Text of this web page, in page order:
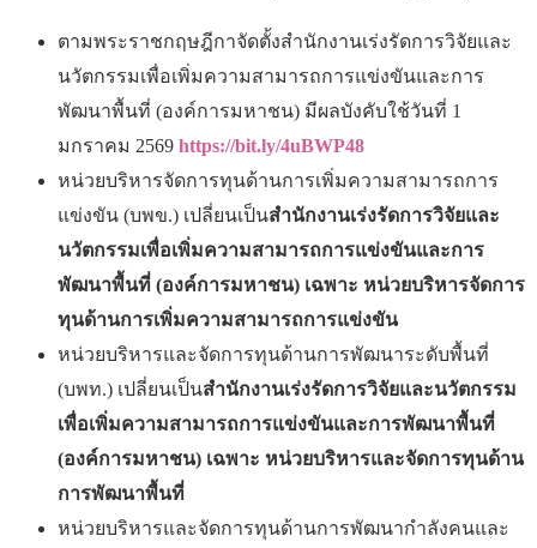
ตามพระราชกฤษฎีกาจัดตั้งสำนักงานเร่งรัดการวิจัยและ
นวัตกรรมเพื่อเพิ่มความสามารถการแข่งขันและการ
พัฒนาพื้นที่ (องค์การมหาชน) มีผลบังคับใช้วันที่ 1
มกราคม 2569 https://bit.ly/4uBWP48
หน่วยบริหารจัดการทุนด้านการเพิ่มความสามารถการ
แข่งขัน (บพข.) เปลี่ยนเป็นสำนักงานเร่งรัดการวิจัยและ
นวัตกรรมเพื่อเพิ่มความสามารถการแข่งขันและการ
พัฒนาพื้นที่ (องค์การมหาชน) เฉพาะ หน่วยบริหารจัดการ
ทุนด้านการเพิ่มความสามารถการแข่งขัน
หน่วยบริหารและจัดการทุนด้านการพัฒนาระดับพื้นที่
(บพท.) เปลี่ยนเป็นสำนักงานเร่งรัดการวิจัยและนวัตกรรม
เพื่อเพิ่มความสามารถการแข่งขันและการพัฒนาพื้นที่
(องค์การมหาชน) เฉพาะ หน่วยบริหารและจัดการทุนด้าน
การพัฒนาพื้นที่
หน่วยบริหารและจัดการทุนด้านการพัฒนากำลังคนและ